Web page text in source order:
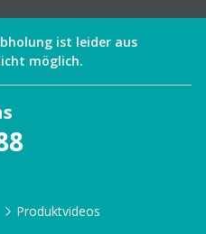
ist leider aus
möglich.
Produktvideos